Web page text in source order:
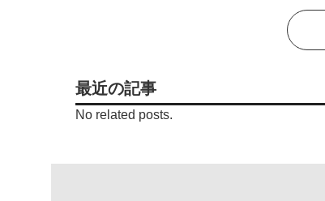
最近の記事
No related posts.